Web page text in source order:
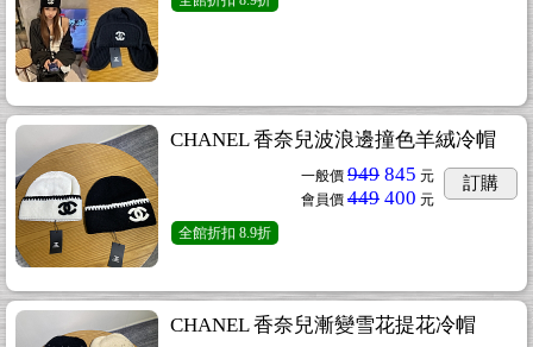
CHANEL 香奈兒波浪邊撞色羊絨冷帽
一般價 949 845 元
會員價 449 400 元
訂購
全館折扣 8.9折
CHANEL 香奈兒漸變雪花提花冷帽